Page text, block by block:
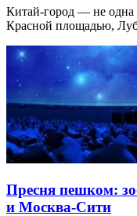
Китай-город — не одна
Красной площадью,
Пресня пешком:
и Москва-Сити